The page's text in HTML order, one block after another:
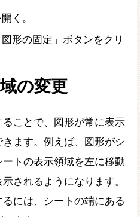
く。
形の固定」ボタンをクリ
の変更
ことで、図形が常に表示
ます。例えば、図形がシ
トの表示領域を左に移動
されるようになります。
には、シートの端にある